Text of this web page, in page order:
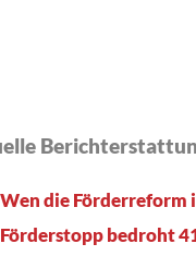
die
bedroht